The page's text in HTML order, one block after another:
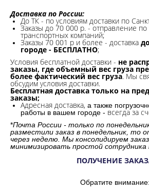
Доставка по России:
До ТК - по условиям доставки по
Заказы до 70 000 р. - отправление по
транспортных компаний;
Заказы 70 001 р и более - доставка
городе - БЕСПЛАТНО;
Условия бесплатной доставки - не
заказы, где объемный вес груза
более фактический вес груза. Мы
обсудим условия доставки.
Бесплатная доставка только на
заказы;
Адресная доставка, а также
работы в вашем городе - всегда за
*Почта России - только по
разместили заказ в понедельник, то
через неделю. Мы консолидируем
минимизировать простой сотрудника
ПОЛУЧЕНИЕ
Обратите внимание: